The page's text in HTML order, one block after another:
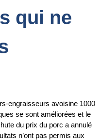
qui ne
engraisseurs avoisine 1000
se sont améliorées et le
du prix du porc a annulé
n’ont pas permis aux